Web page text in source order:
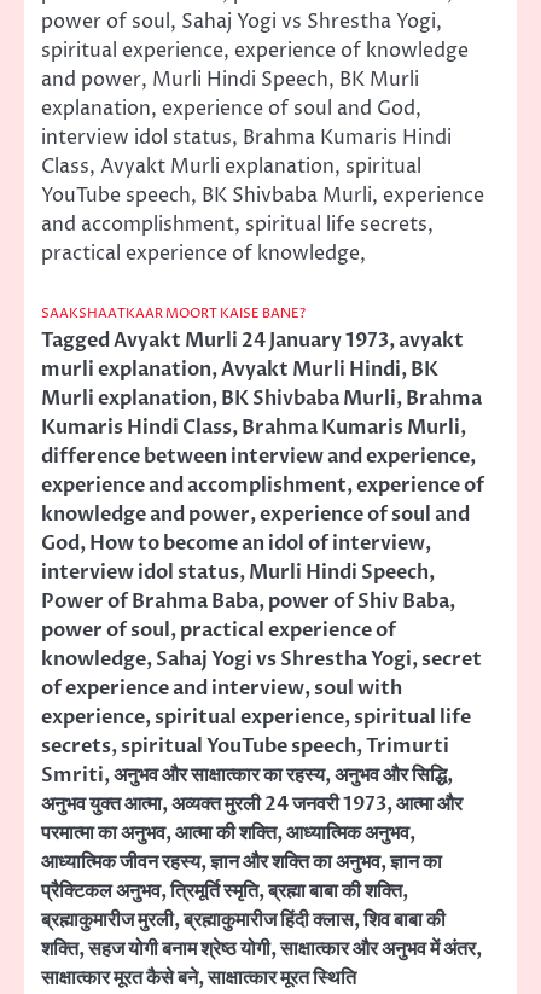
power of soul, Sahaj Yogi vs Shrestha Yogi,
spiritual experience, experience of knowledge
and power, Murli Hindi Speech, BK Murli
explanation, experience of soul and God,
interview idol status, Brahma Kumaris Hindi
Class, Avyakt Murli explanation, spiritual
YouTube speech, BK Shivbaba Murli, experience
and accomplishment, spiritual life secrets,
practical experience of knowledge,
SAAKSHAATKAAR MOORT KAISE BANE?
TaggedAvyakt Murli 24 January 1973,avyakt
murli explanation,Avyakt Murli Hindi,BK
Murli explanation,BK Shivbaba Murli,Brahma
Kumaris Hindi Class,Brahma Kumaris Murli,
difference between interview and experience,
experience and accomplishment,experience of
knowledge and power,experience of soul and
God,How to become an idol of interview,
interview idol status,Murli Hindi Speech,
Power of Brahma Baba,power of Shiv Baba,
power of soul,practical experience of
knowledge,Sahaj Yogi vs Shrestha Yogi,secret
of experience and interview,soul with
experience,spiritual experience,spiritual life
secrets,spiritual YouTube speech,Trimurti
Smriti,अनुभव और साक्षात्कार का रहस्य,अनुभव और सिद्धि,
अनुभव युक्त आत्मा,अव्यक्त मुरली 24 जनवरी 1973,आत्मा और
परमात्मा का अनुभव,आत्मा की शक्ति,आध्यात्मिक अनुभव,
आध्यात्मिक जीवन रहस्य,ज्ञान और शक्ति का अनुभव,ज्ञान का
प्रैक्टिकल अनुभव,त्रिमूर्ति स्मृति,ब्रह्मा बाबा की शक्ति,
ब्रह्माकुमारीज मुरली,ब्रह्माकुमारीज हिंदी क्लास,शिव बाबा की
शक्ति,सहज योगी बनाम श्रेष्ठ योगी,साक्षात्कार और अनुभव में अंतर,
साक्षात्कार मूरत कैसे बने,साक्षात्कार मूरत स्थिति